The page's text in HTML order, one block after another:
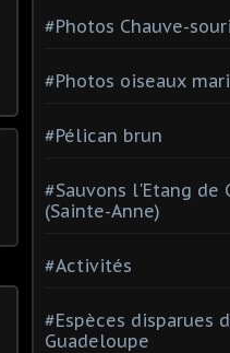
#Photos Chauve-
#Photos oiseaux
#Pélican brun
#Sauvons l'Etang de
(Sainte-Anne)
#Activités
#Espèces disparues
Guadeloupe